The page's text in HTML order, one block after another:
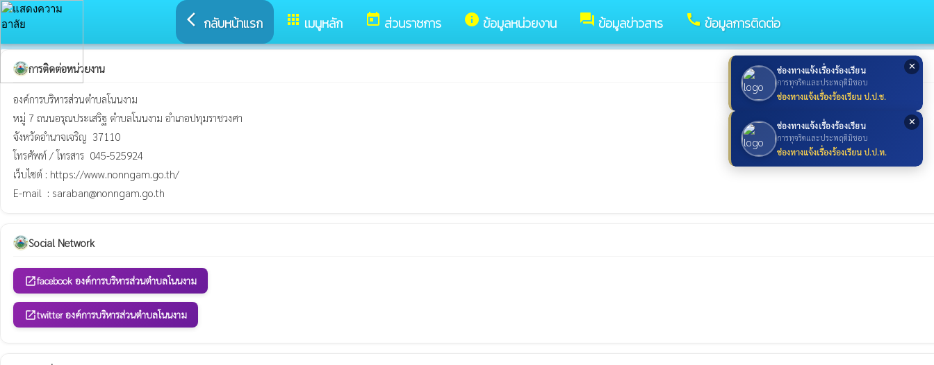
✕
ช่องทางแจ้งเรื่องร้องเรียน
การทุจริตและประพฤติมิชอบ
ช่องทางแจ้งเรื่องร้องเรียน ป.ป.ช.
✕
ช่องทางแจ้งเรื่องร้องเรียน
การทุจริตและประพฤติมิชอบ
ช่องทางแจ้งเรื่องร้องเรียน ป.ป.ท.
arrow_back_ios กลับหน้าแรก apps เมนูหลัก today ส่วนราชการ info ข้อมูลหน่วยงาน forum ข้อมูลข่าวสาร call ข้อมูลการติดต่อ
การติดต่อหน่วยงาน
องค์การบริหารส่วนตำบลโนนงาม
หมู่ 7 ถนนอรุณประเสริฐ ตำบลโนนงาม อำเภอปทุมราชวงศา
จังหวัดอำนาจเจริญ  37110
โทรศัพท์ / โทรสาร  045-525924
เว็บไซต์ : https://www.nonngam.go.th/
E-mail  : saraban@nonngam.go.th
Social Network
open_in_newfacebook องค์การบริหารส่วนตำบลโนนงาม
open_in_newtwitter องค์การบริหารส่วนตำบลโนนงาม